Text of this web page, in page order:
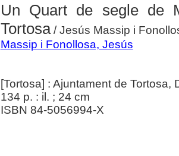
Un Quart de segle de
Tortosa/ Jesús Massip i
Massip i Fonollosa, Jesús
[Tortosa] : Ajuntament de Tortosa,
134 p. : il. ; 24 cm
ISBN 84-5056994-X